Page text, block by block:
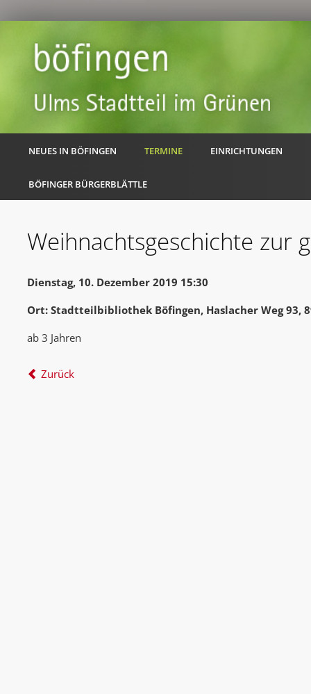
NEUES IN BÖFINGEN TERMINE EINRICHTUNGEN
BÖFINGER BÜRGERBLÄTTLE
Weihnachtsgeschichte zur
Dienstag, 10. Dezember 2019 15:30
Ort: Stadtteilbibliothek Böfingen, Haslacher Weg 93,
ab 3 Jahren
Zurück